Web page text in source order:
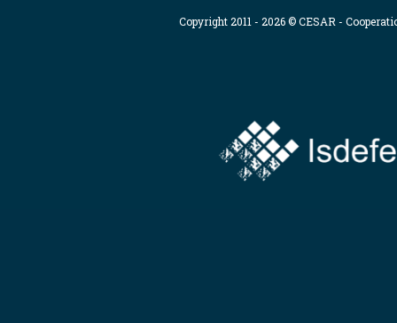
Copyright 2011 - 2026 © CESAR -